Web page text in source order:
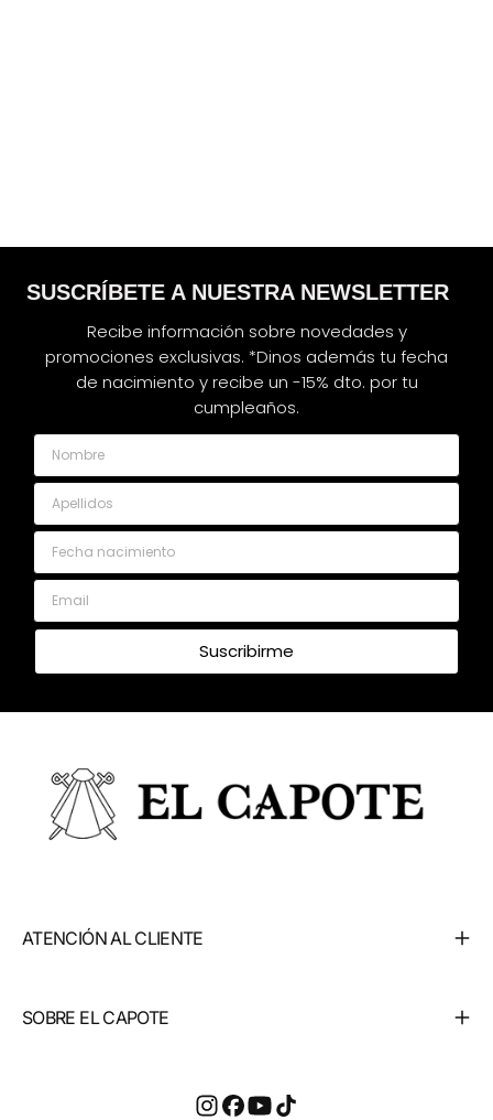
SUSCRÍBETE A NUESTRA NEWSLETTER
Recibe información sobre novedades y
promociones exclusivas. *Dinos además tu fecha
de nacimiento y recibe un -15% dto. por tu
cumpleaños.
Nombre
Apellidos
Fecha nacimiento
Email
Suscribirme
ATENCIÓN AL CLIENTE
SOBRE EL CAPOTE